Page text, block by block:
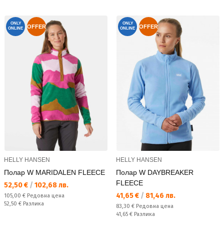
ONLY
ONLINE
OFFER
HELLY HANSEN
Полар W MARIDALEN FLEECE
Текуща цена:
52,50 € / 102,68 лв.
Редовна цена:
105,00 € Редовна цена
Спестявате:
52,50 € Разлика
ONLY
ONLINE
OFFER
HELLY HANSEN
Полар W DAYBREAKER
FLEECE
Текуща цена:
41,65 € / 81,46 лв.
Редовна цена:
83,30 € Редовна цена
Спестявате:
41,65 € Разлика